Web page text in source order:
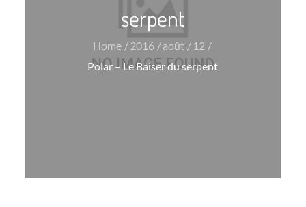
serpent
Home 2016 août
12
Polar – Le Baiser du serpent